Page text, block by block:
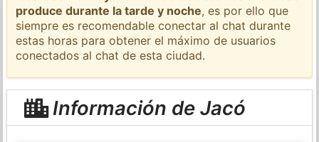
produce durante la tarde y noche, es por ello que
siempre es recomendable conectar al chat durante
estas horas para obtener el máximo de usuarios
conectados al chat de esta ciudad.
Información de Jacó